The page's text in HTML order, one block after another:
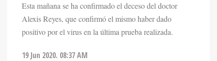
Esta mañana se ha confirmado el deceso del doctor
Alexis Reyes, que confirmó el mismo haber dado
positivo por el virus en la última prueba realizada.
19 Jun 2020. 08:37 AM